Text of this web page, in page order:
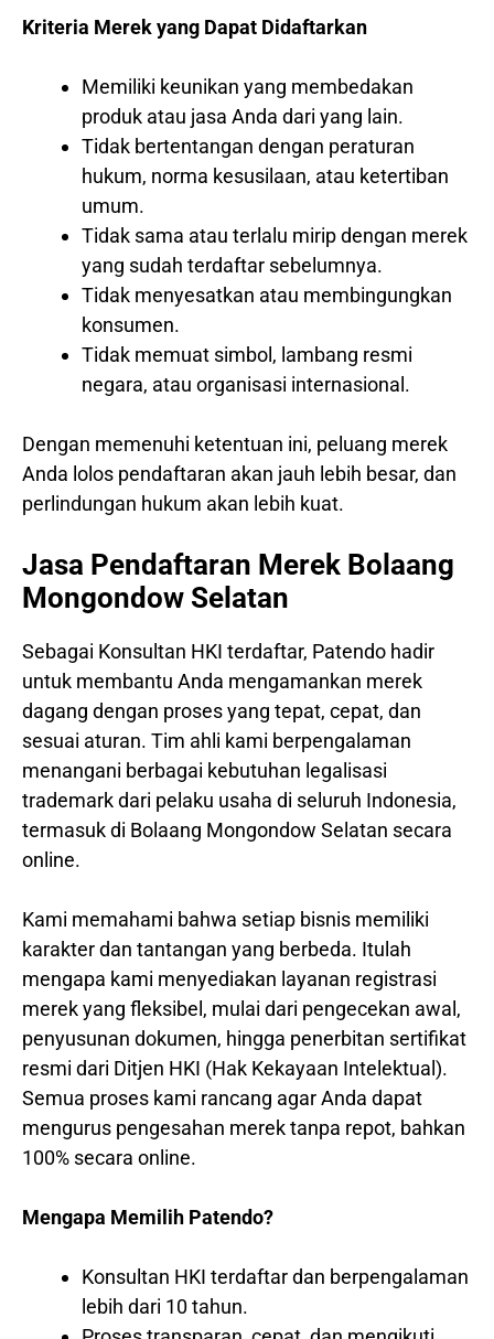
Kriteria Merek yang Dapat Didaftarkan
Memiliki keunikan yang membedakan
produk atau jasa Anda dari yang lain.
Tidak bertentangan dengan peraturan
hukum, norma kesusilaan, atau ketertiban
umum.
Tidak sama atau terlalu mirip dengan merek
yang sudah terdaftar sebelumnya.
Tidak menyesatkan atau membingungkan
konsumen.
Tidak memuat simbol, lambang resmi
negara, atau organisasi internasional.
Dengan memenuhi ketentuan ini, peluang merek
Anda lolos pendaftaran akan jauh lebih besar, dan
perlindungan hukum akan lebih kuat.
Jasa Pendaftaran Merek Bolaang
Mongondow Selatan
Sebagai Konsultan HKI terdaftar, Patendo hadir
untuk membantu Anda mengamankan merek
dagang dengan proses yang tepat, cepat, dan
sesuai aturan. Tim ahli kami berpengalaman
menangani berbagai kebutuhan legalisasi
trademark dari pelaku usaha di seluruh Indonesia,
termasuk di Bolaang Mongondow Selatan secara
online.
Kami memahami bahwa setiap bisnis memiliki
karakter dan tantangan yang berbeda. Itulah
mengapa kami menyediakan layanan registrasi
merek yang fleksibel, mulai dari pengecekan awal,
penyusunan dokumen, hingga penerbitan sertifikat
resmi dari Ditjen HKI (Hak Kekayaan Intelektual).
Semua proses kami rancang agar Anda dapat
mengurus pengesahan merek tanpa repot, bahkan
100% secara online.
Mengapa Memilih Patendo?
Konsultan HKI terdaftar dan berpengalaman
lebih dari 10 tahun.